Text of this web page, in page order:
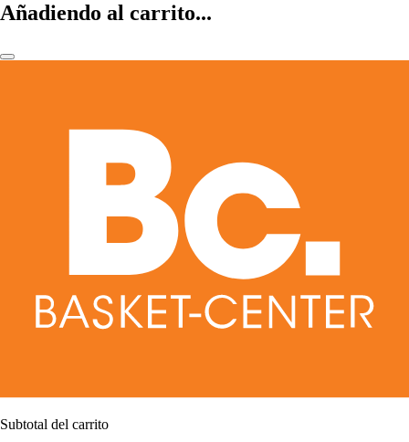
Añadiendo al carrito...
Subtotal del carrito